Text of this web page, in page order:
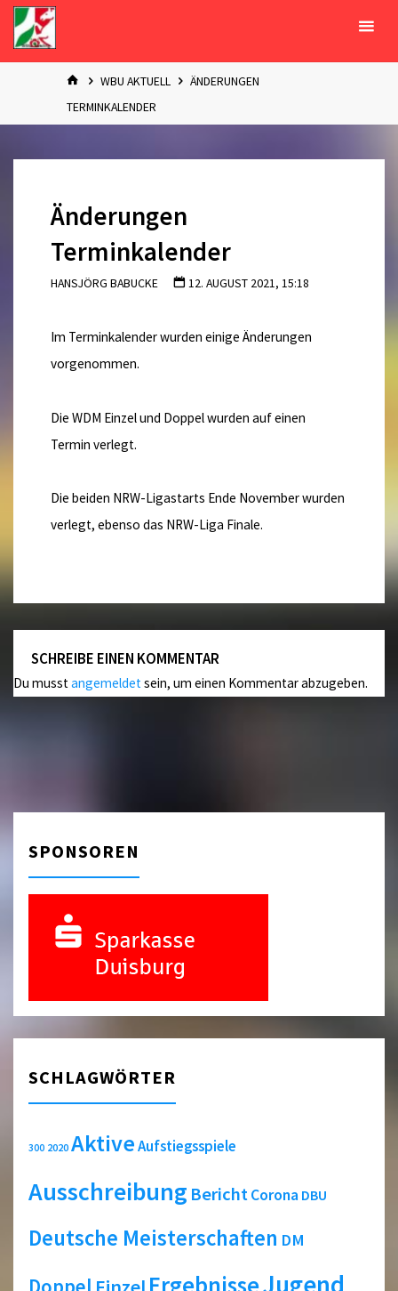
Zum
Inhalt
springen
STARTWBU AKTUELL
ÄNDERUNGEN
TERMINKALENDER
Änderungen
Terminkalender
HANSJÖRG BABUCKE 12. AUGUST 2021, 15:18
Im Terminkalender wurden einige Änderungen
vorgenommen.
Die WDM Einzel und Doppel wurden auf einen
Termin verlegt.
Die beiden NRW-Ligastarts Ende November wurden
verlegt, ebenso das NRW-Liga Finale.
SCHREIBE EINEN KOMMENTAR
Du musstangemeldetsein, um einen Kommentar abzugeben.
SPONSOREN
SCHLAGWÖRTER
300 2020 AktiveAufstiegsspiele
Ausschreibung BerichtCorona DBU
Deutsche Meisterschaften DM